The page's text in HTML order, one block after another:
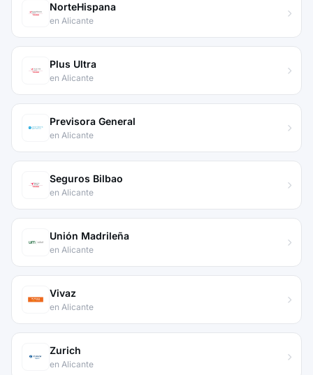
NorteHispana
en Alicante
Plus Ultra
en Alicante
Previsora General
en Alicante
Seguros Bilbao
en Alicante
Unión Madrileña
en Alicante
Vivaz
en Alicante
Zurich
en Alicante